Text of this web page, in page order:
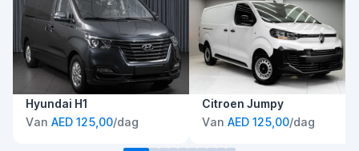
Hyundai H1
Van AED 125,00/dag
Citroen Jumpy
Van AED 125,00/dag